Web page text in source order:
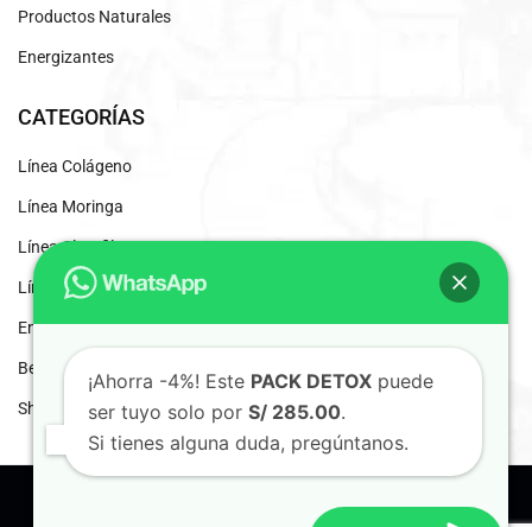
Productos Naturales
Energizantes
CATEGORÍAS
Línea Colágeno
Línea Moringa
Línea Clorofila
Línea Desintoxicantes
Energizante Natural
Beneficios del Café Liofilizado
Shaddai Inscripción
© 2024 Shaddai. Distribuidores Independientes.
¡Ahorra -4%! Este PACK DETOX puede
ser tuyo solo por S/ 285.00.
Si tienes alguna duda, pregúntanos.